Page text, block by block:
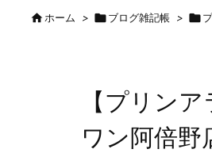
ホーム > ブログ雑記帳 > 
【プリン
ワン阿倍